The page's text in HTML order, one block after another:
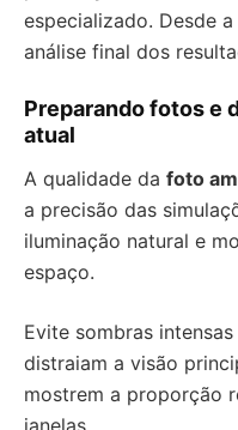
especializado. Desde
análise final dos
Preparando fotos e
atual
A qualidade da foto
a precisão das
iluminação natural e
espaço.
Evite sombras
distraiam a visão
mostrem a proporção